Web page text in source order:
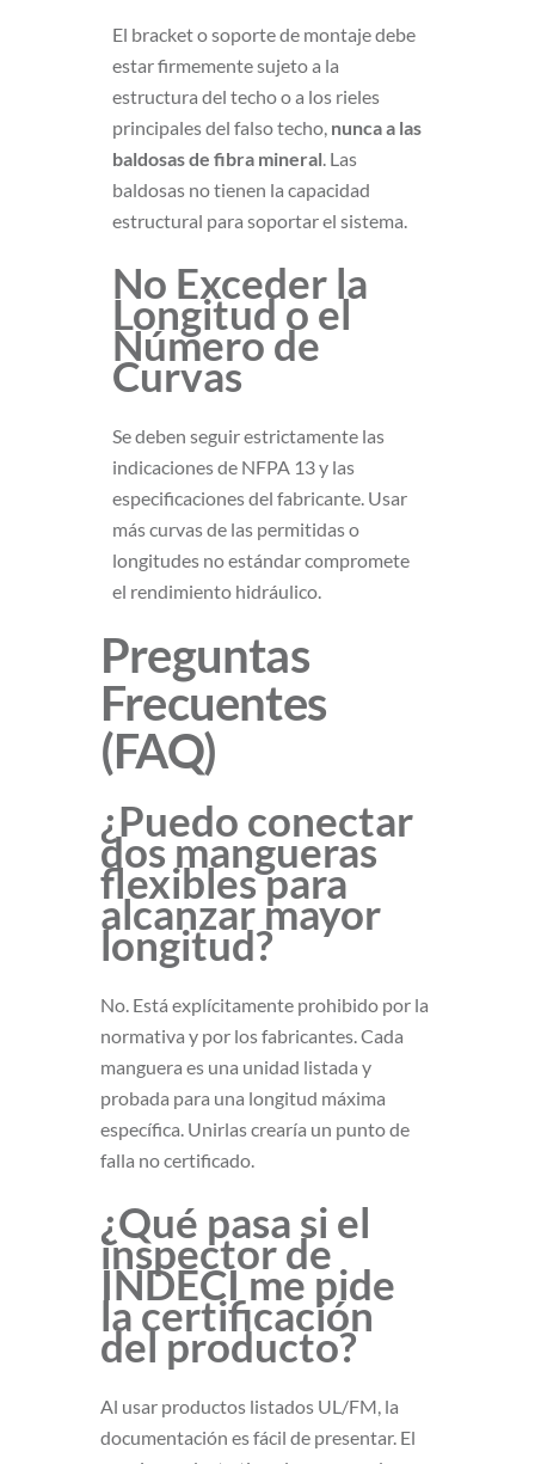
El bracket o soporte de montaje debe
estar firmemente sujeto a la
estructura del techo o a los rieles
principales del falso techo, nunca a las
baldosas de fibra mineral. Las
baldosas no tienen la capacidad
estructural para soportar el sistema.
No Exceder la
Longitud o el
Número de
Curvas
Se deben seguir estrictamente las
indicaciones de NFPA 13 y las
especificaciones del fabricante. Usar
más curvas de las permitidas o
longitudes no estándar compromete
el rendimiento hidráulico.
Preguntas
Frecuentes
(FAQ)
¿Puedo conectar
dos mangueras
flexibles para
alcanzar mayor
longitud?
No. Está explícitamente prohibido por la
normativa y por los fabricantes. Cada
manguera es una unidad listada y
probada para una longitud máxima
específica. Unirlas crearía un punto de
falla no certificado.
¿Qué pasa si el
inspector de
INDECI me pide
la certificación
del producto?
Al usar productos listados UL/FM, la
documentación es fácil de presentar. El